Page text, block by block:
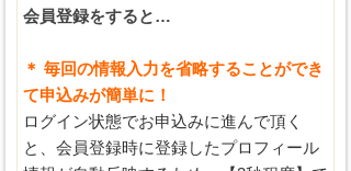
会員登録をすると…
＊ 毎回の情報入力を省略することができ
て申込みが簡単に！
ログイン状態でお申込みに進んで頂く
と、会員登録時に登録したプロフィール